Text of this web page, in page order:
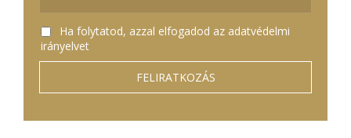
Ha folytatod, azzal elfogadod az adatvédelmi
irányelvet